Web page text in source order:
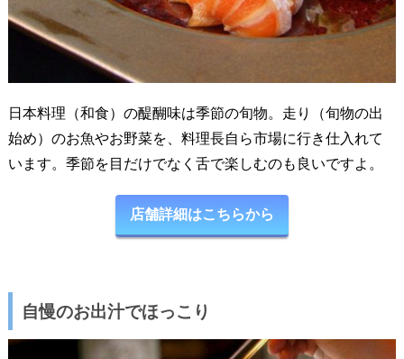
日本料理（和食）の醍醐味は季節の旬物。走り（旬物の出
始め）のお魚やお野菜を、料理長自ら市場に行き仕入れて
います。季節を目だけでなく舌で楽しむのも良いですよ。
店舗詳細はこちらから
自慢のお出汁でほっこり